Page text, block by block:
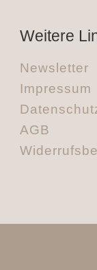
Weitere
Newsletter
Impressum
AGB